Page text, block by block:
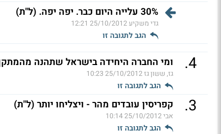
30% עלייה היום כבר. יפה יפה. (ל"ת)
גדי משקיע25/10/2012 12:21
הגב לתגובה זו
4
. ומי החברה היחידה בישראל שתהנה
גז, ששון גז25/10/2012 10:23
הגב לתגובה זו
3
. קפריסין עובדים מהר - ויצליחו יותר (ל"ת)
אבי25/10/2012 10:14
הגב לתגובה זו